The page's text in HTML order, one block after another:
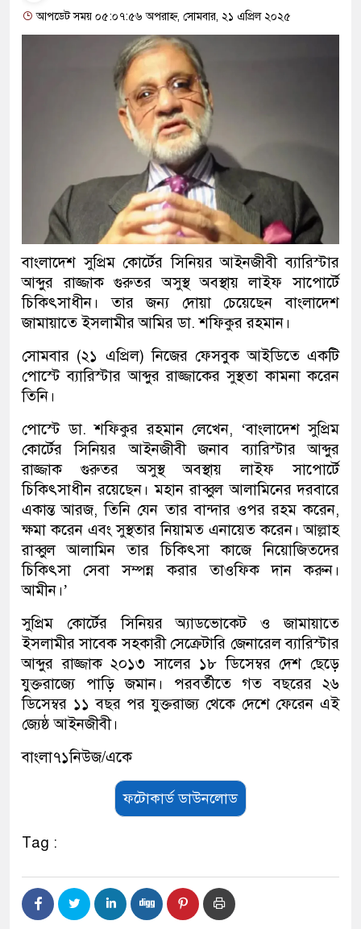
আপডেট সময় ০৫:০৭:৫৬ অপরাহ্ন, সোমবার, ২১ এপ্রিল ২০২৫
বাংলাদেশ সুপ্রিম কোর্টের সিনিয়র আইনজীবী ব্যারিস্টার
আব্দুর রাজ্জাক গুরুতর অসুস্থ অবস্থায় লাইফ সাপোর্টে
চিকিৎসাধীন। তার জন্য দোয়া চেয়েছেন বাংলাদেশ
জামায়াতে ইসলামীর আমির ডা. শফিকুর রহমান।
সোমবার (২১ এপ্রিল) নিজের ফেসবুক আইডিতে একটি
পোস্টে ব্যারিস্টার আব্দুর রাজ্জাকের সুস্থতা কামনা করেন
তিনি।
পোস্টে ডা. শফিকুর রহমান লেখেন, ‘বাংলাদেশ সুপ্রিম
কোর্টের সিনিয়র আইনজীবী জনাব ব্যারিস্টার আব্দুর
রাজ্জাক গুরুতর অসুস্থ অবস্থায় লাইফ সাপোর্টে
চিকিৎসাধীন রয়েছেন। মহান রাব্বুল আলামিনের দরবারে
একান্ত আরজ, তিনি যেন তার বান্দার ওপর রহম করেন,
ক্ষমা করেন এবং সুস্থতার নিয়ামত এনায়েত করেন। আল্লাহ
রাব্বুল আলামিন তার চিকিৎসা কাজে নিয়োজিতদের
চিকিৎসা সেবা সম্পন্ন করার তাওফিক দান করুন।
আমীন।’
সুপ্রিম কোর্টের সিনিয়র অ্যাডভোকেট ও জামায়াতে
ইসলামীর সাবেক সহকারী সেক্রেটারি জেনারেল ব্যারিস্টার
আব্দুর রাজ্জাক ২০১৩ সালের ১৮ ডিসেম্বর দেশ ছেড়ে
যুক্তরাজ্যে পাড়ি জমান। পরবর্তীতে গত বছরের ২৬
ডিসেম্বর ১১ বছর পর যুক্তরাজ্য থেকে দেশে ফেরেন এই
জ্যেষ্ঠ আইনজীবী।
বাংলা৭১নিউজ/একে
ফটোকার্ড ডাউনলোড
Tag :